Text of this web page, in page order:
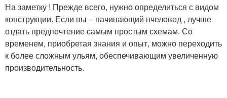
На заметку ! Прежде всего, нужно определиться с видом
конструкции. Если вы – начинающий пчеловод , лучше
отдать предпочтение самым простым схемам. Со
временем, приобретая знания и опыт, можно переходить
к более сложным ульям, обеспечивающим увеличенную
производительность.